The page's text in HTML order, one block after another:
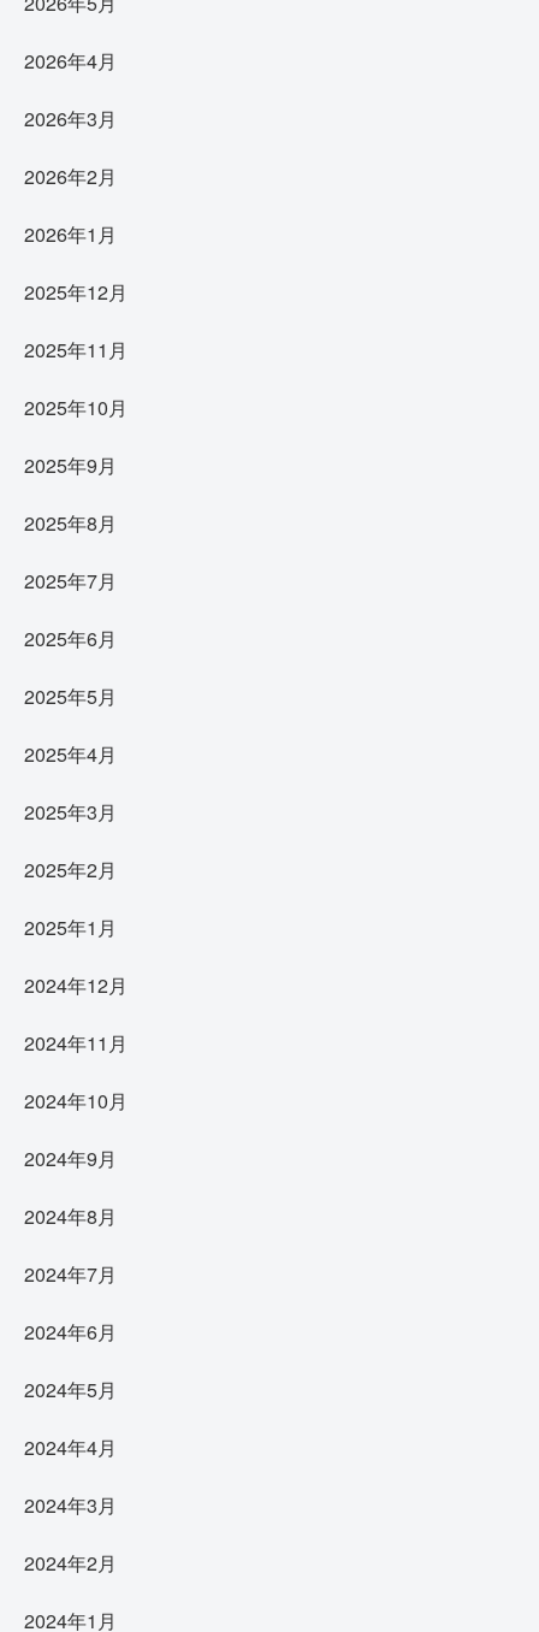
2026年4月
2026年3月
2026年2月
2026年1月
2025年12月
2025年11月
2025年10月
2025年9月
2025年8月
2025年7月
2025年6月
2025年5月
2025年4月
2025年3月
2025年2月
2025年1月
2024年12月
2024年11月
2024年10月
2024年9月
2024年8月
2024年7月
2024年6月
2024年5月
2024年4月
2024年3月
2024年2月
2024年1月